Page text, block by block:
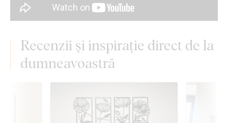
Recenzii și inspirație direct de la
dumneavoastră